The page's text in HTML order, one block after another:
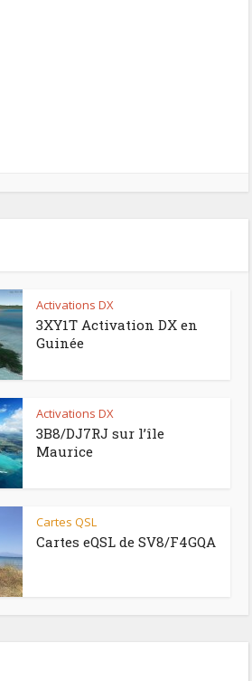
Activations DX
3XY1T Activation DX en
Guinée
Activations DX
3B8/DJ7RJ sur l’île
Maurice
Cartes QSL
Cartes eQSL de SV8/F4GQA